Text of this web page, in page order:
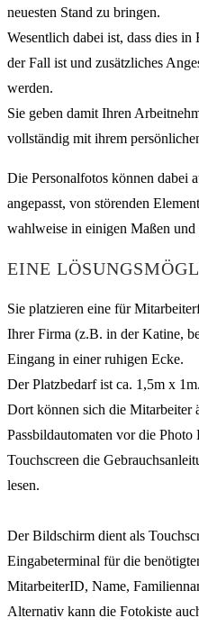
neuesten Stand zu bringen.
Wesentlich dabei ist, dass dies in
der Fall ist und zusätzliches
werden.
Sie geben damit Ihren
vollständig mit ihrem
Die Personalfotos können dabei
angepasst, von störenden
wahlweise in einigen Maßen und
EINE
Sie platzieren eine für
Ihrer Firma (z.B. in der Katine,
Eingang in einer ruhigen Ecke.
Der Platzbedarf ist ca. 1,5m x 1m.
Dort können sich die Mitarbeiter
Passbildautomaten vor die
Touchscreen die
lesen.
Der Bildschirm dient als
Eingabeterminal für die
MitarbeiterID, Name,
Alternativ kann die Fotokiste